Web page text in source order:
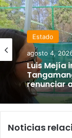
Estado
agosto 4,
Luis Mejía
renunciar
Noticias